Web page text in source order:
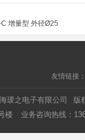
C 增量型 外径Ø25
友情链接
海瑗之电子有限公司
版
楼
业务咨询热线：